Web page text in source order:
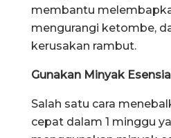
membantu
mengurangi ketombe,
kerusakan rambut.
Gunakan Minyak Esensial
Salah satu cara
cepat dalam 1 minggu